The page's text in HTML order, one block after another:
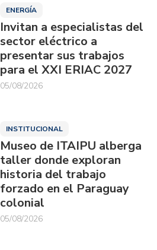
ENERGÍA
Invitan a especialistas del
sector eléctrico a
presentar sus trabajos
para el XXI ERIAC 2027
05/08/2026
INSTITUCIONAL
Museo de ITAIPU alberga
taller donde exploran
historia del trabajo
forzado en el Paraguay
colonial
05/08/2026